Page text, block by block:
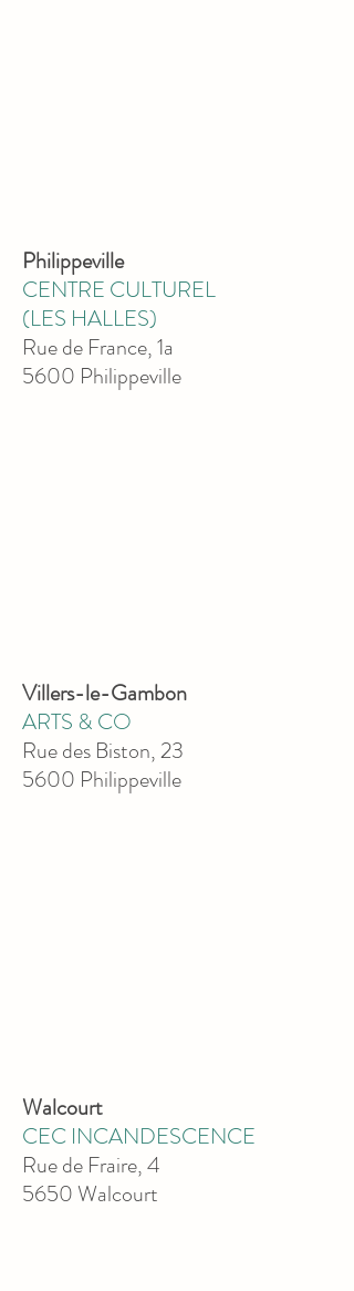
Philippeville
CENTRE CULTUREL
(LES HALLES)
Rue de France, 1a
5600 Philippeville
Villers-le-Gambon
ARTS & CO
Rue des Biston, 23
5600 Philippeville
Walcourt
CEC INCANDESCENCE
Rue de Fraire, 4
5650 Walcourt